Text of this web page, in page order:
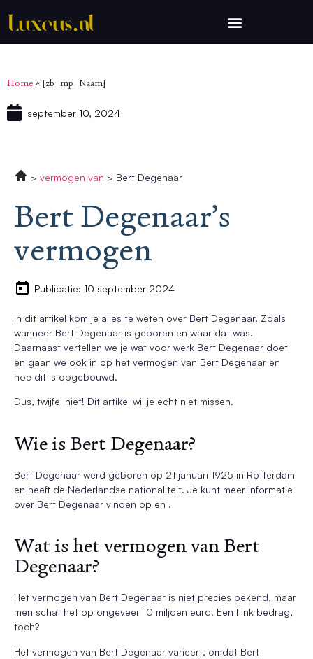
Home » [zb_mp_Naam]
september 10, 2024
vermogen van Bert Degenaar
Bert Degenaar’s
vermogen
Publicatie: 10 september 2024
In dit artikel kom je alles te weten over Bert Degenaar. Zoals
wanneer Bert Degenaar is geboren en waar dat was.
Daarnaast vertellen we je wat voor werk Bert Degenaar doet
en gaan we ook in op het vermogen van Bert Degenaar en
hoe dit is opgebouwd.
Dus, twijfel niet! Dit artikel wil je echt niet missen.
Wie is Bert Degenaar?
Bert Degenaar werd geboren op 21 januari 1925 in Rotterdam
en heeft de Nederlandse nationaliteit. Je kunt meer informatie
over Bert Degenaar vinden op en .
Wat is het vermogen van Bert
Degenaar?
Het vermogen van Bert Degenaar is niet precies bekend, maar
men schat het op ongeveer 10 miljoen euro. Een flink bedrag,
toch?
Het vermogen van Bert Degenaar varieert, omdat Bert